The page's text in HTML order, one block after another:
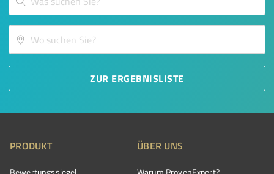
ZUR ERGEBNISLISTE
PRODUKT ÜBER UNS